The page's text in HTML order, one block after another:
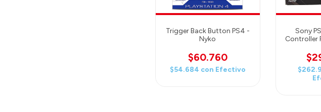
Trigger Back Button PS4 -
Nyko
$60.760
$54.684 con Efectivo
Sony
Controller